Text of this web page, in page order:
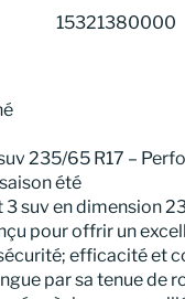
15321380000
235/65 R17 –
été
suv en dimension
pour offrir un
efficacité et
par sa tenue de